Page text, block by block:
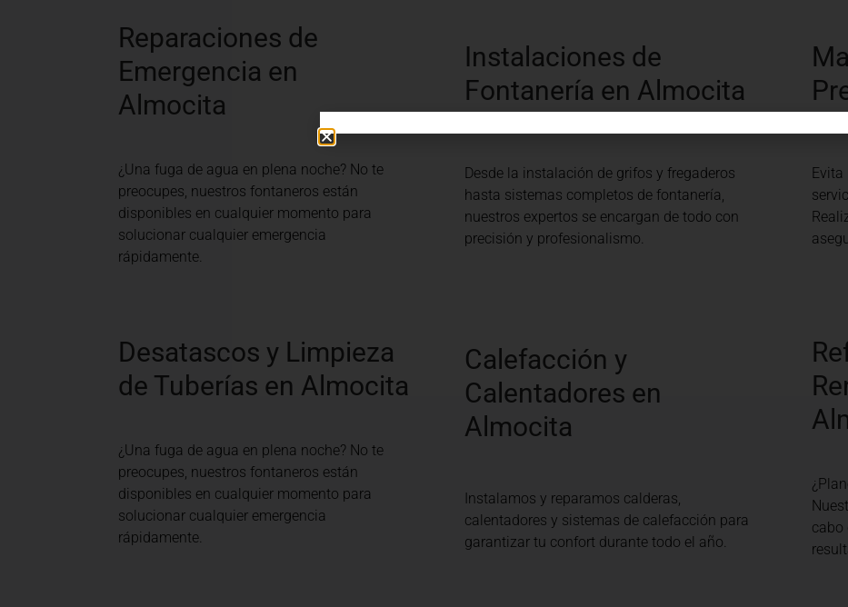
Reparaciones de
Emergencia en
Almocita
¿Una fuga de agua en plena noche? No te
preocupes, nuestros fontaneros están
disponibles en cualquier momento para
solucionar cualquier emergencia
rápidamente.
Instalaciones de
Fontanería en Almocita
Desde la instalación de grifos y fregaderos
hasta sistemas completos de fontanería,
nuestros expertos se encargan de todo con
precisión y profesionalismo.
Evita
Desatascos y Limpieza
de Tuberías en Almocita
¿Una fuga de agua en plena noche? No te
preocupes, nuestros fontaneros están
disponibles en cualquier momento para
solucionar cualquier emergencia
rápidamente.
Calefacción y
Calentadores en
Almocita
Instalamos y reparamos calderas,
calentadores y sistemas de calefacción para
garantizar tu confort durante todo el año.
cabo